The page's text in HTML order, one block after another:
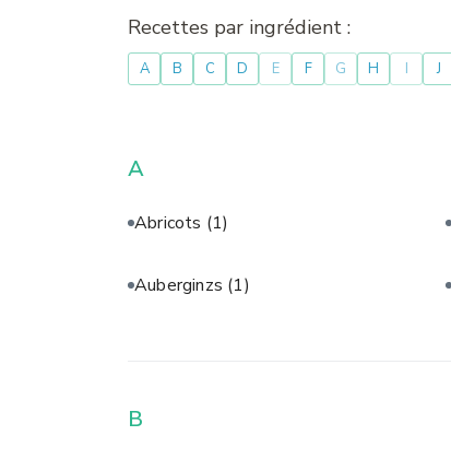
Recettes par ingrédient :
A B C D E F G H I J
A
Abricots (1)
Auberginzs (1)
B